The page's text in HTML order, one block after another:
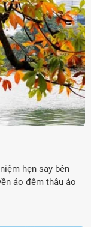
hẹn say bên
ảo đêm thâu ảo